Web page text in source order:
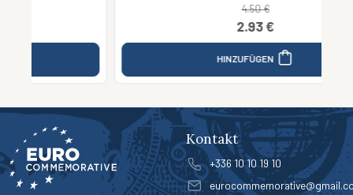
Kontakt
+336 10 10 19 10